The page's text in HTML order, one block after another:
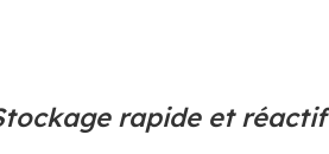
rapide et réactif